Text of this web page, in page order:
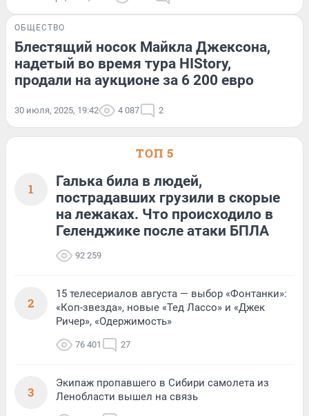
ОБЩЕСТВО
Блестящий носок Майкла Джексона,
надетый во время тура HIStory,
продали на аукционе за 6 200 евро
30 июля, 2025, 19:42 4 087 2
ТОП 5
1
Галька била в людей,
пострадавших грузили в скорые
на лежаках. Что происходило в
Геленджике после атаки БПЛА
92 259
2
15 телесериалов августа — выбор «Фонтанки»:
«Коп-звезда», новые «Тед Лассо» и «Джек
Ричер», «Одержимость»
76 401 27
3
Экипаж пропавшего в Сибири самолета из
Ленобласти вышел на связь